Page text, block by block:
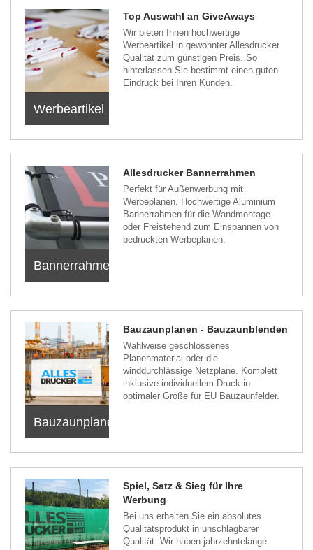
Werbeartikel
Top Auswahl an GiveAways
Wir bieten Ihnen hochwertige
Werbeartikel in gewohnter Allesdrucker
Qualität zum günstigen Preis. So
hinterlassen Sie bestimmt einen guten
Eindruck bei Ihren Kunden.
Bannerrahmen
Allesdrucker Bannerrahmen
Perfekt für Außenwerbung mit
Werbeplanen. Hochwertige Aluminium
Bannerrahmen für die Wandmontage
oder Freistehend zum Einspannen von
bedruckten Werbeplanen.
Bauzaunplanen
Bauzaunplanen - Bauzaunblenden
Wahlweise geschlossenes
Planenmaterial oder die
winddurchlässige Netzplane. Komplett
inklusive individuellem Druck in
optimaler Größe für EU Bauzaunfelder.
Spiel, Satz & Sieg für Ihre
Werbung
Bei uns erhalten Sie ein absolutes
Qualitätsprodukt in unschlagbarer
Qualität. Wir haben jahrzehntelange